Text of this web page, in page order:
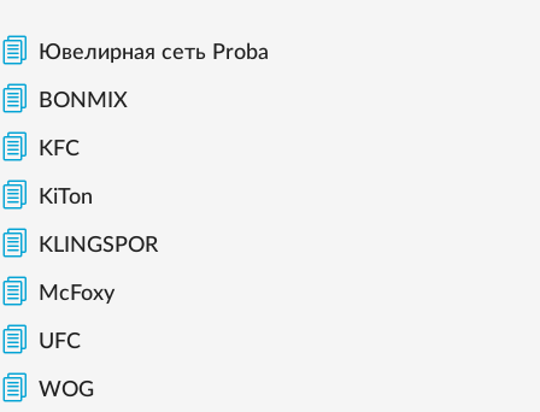
Ювелирная сеть Proba
BONMIX
KFC
KiTon
KLINGSPOR
McFoxy
UFC
WOG